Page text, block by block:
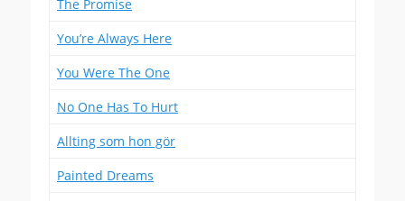
The Promise
You’re Always Here
You Were The One
No One Has To Hurt
Allting som hon gör
Painted Dreams